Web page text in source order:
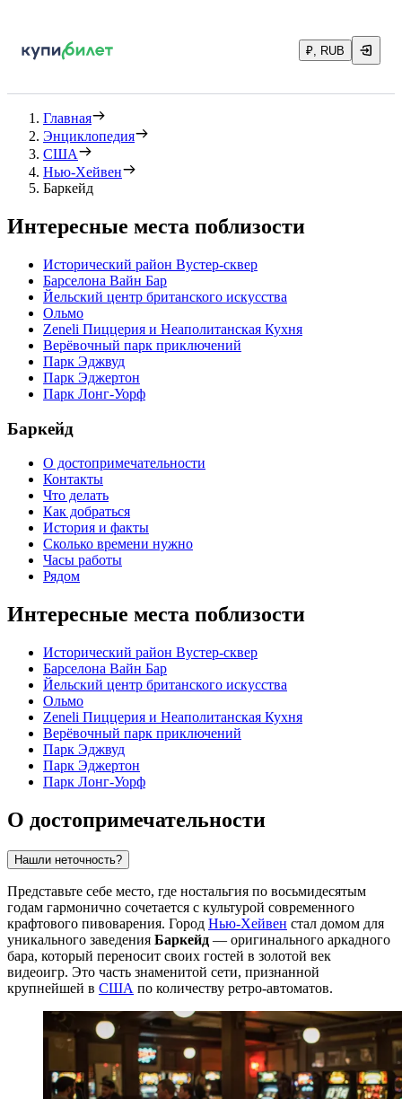
₽, RUB
Главная
Энциклопедия
США
Нью-Хейвен
Баркейд
Интересные места поблизости
Исторический район Вустер-сквер
Барселона Вайн Бар
Йельский центр британского искусства
Ольмо
Zeneli Пиццерия и Неаполитанская Кухня
Верёвочный парк приключений
Парк Эджвуд
Парк Эджертон
Парк Лонг-Уорф
Баркейд
О достопримечательности
Контакты
Что делать
Как добраться
История и факты
Сколько времени нужно
Часы работы
Рядом
Интересные места поблизости
Исторический район Вустер-сквер
Барселона Вайн Бар
Йельский центр британского искусства
Ольмо
Zeneli Пиццерия и Неаполитанская Кухня
Верёвочный парк приключений
Парк Эджвуд
Парк Эджертон
Парк Лонг-Уорф
О достопримечательности
Нашли неточность?
Представьте себе место, где ностальгия по восьмидесятым
годам гармонично сочетается с культурой современного
крафтового пивоварения. Город Нью-Хейвен стал домом для
уникального заведения Баркейд — оригинального аркадного
бара, который переносит своих гостей в золотой век
видеоигр. Это часть знаменитой сети, признанной
крупнейшей в США по количеству ретро-автоматов.